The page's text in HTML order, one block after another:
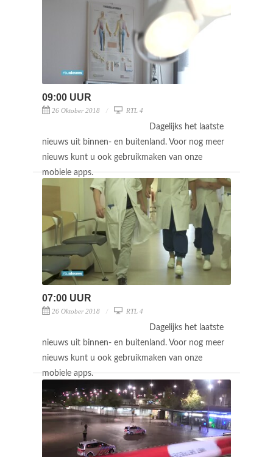
09:00 UUR
26 Oktober 2018 RTL 4
Dagelijks het laatste
nieuws uit binnen- en buitenland. Voor nog meer
nieuws kunt u ook gebruikmaken van onze
mobiele apps.
07:00 UUR
26 Oktober 2018 RTL 4
Dagelijks het laatste
nieuws uit binnen- en buitenland. Voor nog meer
nieuws kunt u ook gebruikmaken van onze
mobiele apps.